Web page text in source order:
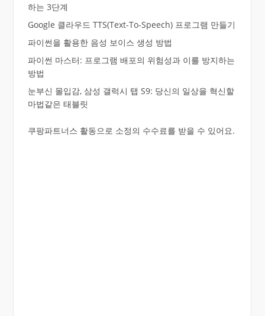
하는 3단계
Google 클라우드 TTS(Text-To-Speech) 프로그램 만들기
파이썬을 활용한 음성 보이스 생성 방법
파이썬 마스터: 프로그램 배포의 위험성과 이를 방지하는
방법
눈부신 몰입감, 삼성 갤럭시 탭 S9: 당신의 일상을 혁신할
마법같은 태블릿
쿠팡파트너스 활동으로 소정의 수수료를 받을 수 있어요.